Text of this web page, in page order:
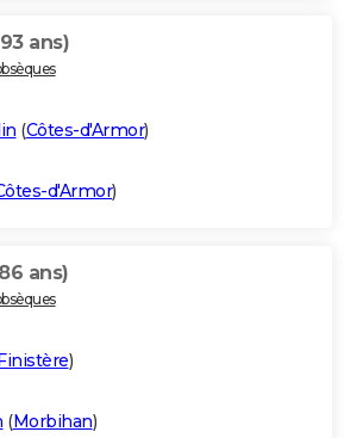
ans)
(Côtes-d'Armor)
d'Armor)
ans)
)
(Morbihan)